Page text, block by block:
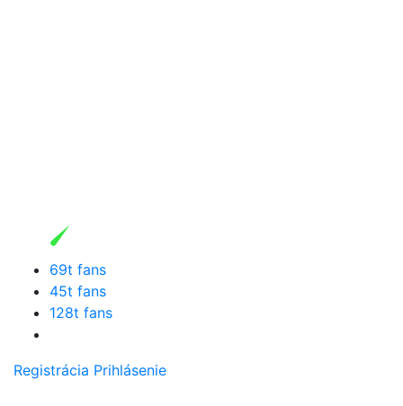
69t fans
45t fans
128t fans
Registrácia Prihlásenie